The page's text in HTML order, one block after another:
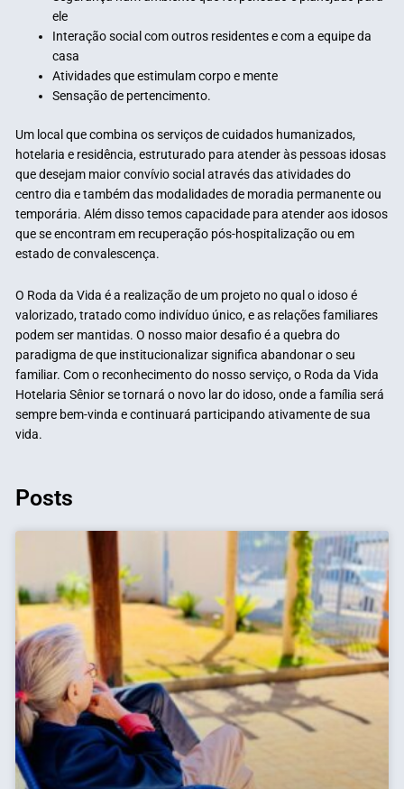
ele
Interação social com outros residentes e com a equipe da
casa
Atividades que estimulam corpo e mente
Sensação de pertencimento.
Um local que combina os serviços de cuidados humanizados,
hotelaria e residência, estruturado para atender às pessoas idosas
que desejam maior convívio social através das atividades do
centro dia e também das modalidades de moradia permanente ou
temporária. Além disso temos capacidade para atender aos idosos
que se encontram em recuperação pós-hospitalização ou em
estado de convalescença.
O Roda da Vida é a realização de um projeto no qual o idoso é
valorizado, tratado como indivíduo único, e as relações familiares
podem ser mantidas. O nosso maior desafio é a quebra do
paradigma de que institucionalizar significa abandonar o seu
familiar. Com o reconhecimento do nosso serviço, o Roda da Vida
Hotelaria Sênior se tornará o novo lar do idoso, onde a família será
sempre bem-vinda e continuará participando ativamente de sua
vida.
Posts